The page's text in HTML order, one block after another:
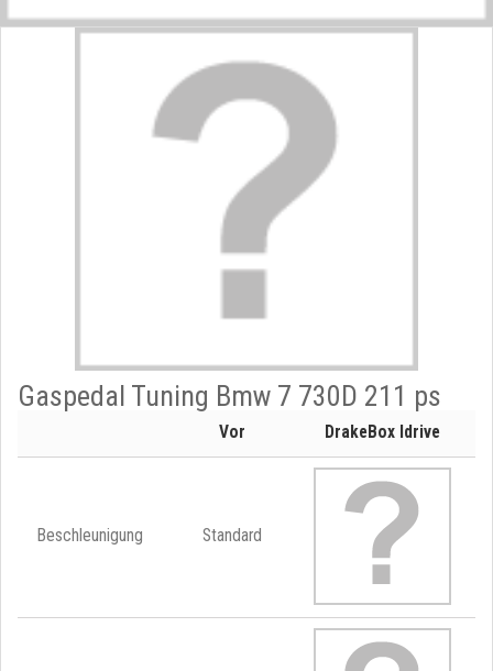
Gaspedal Tuning Bmw 7 730D 211 ps
Vor DrakeBox Idrive
Beschleunigung Standard